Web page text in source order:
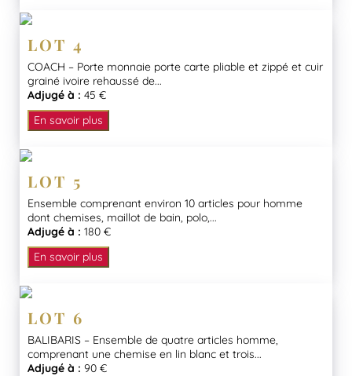
LOT 4
COACH – Porte monnaie porte carte pliable et zippé et cuir
grainé ivoire rehaussé de...
Adjugé à : 45 €
En savoir plus
LOT 5
Ensemble comprenant environ 10 articles pour homme
dont chemises, maillot de bain, polo,...
Adjugé à : 180 €
En savoir plus
LOT 6
BALIBARIS – Ensemble de quatre articles homme,
comprenant une chemise en lin blanc et trois...
Adjugé à : 90 €